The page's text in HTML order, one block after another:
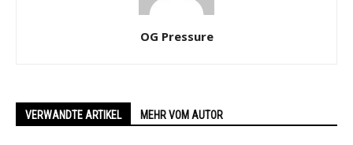
OG Pressure
VERWANDTE ARTIKEL MEHR VOM AUTOR